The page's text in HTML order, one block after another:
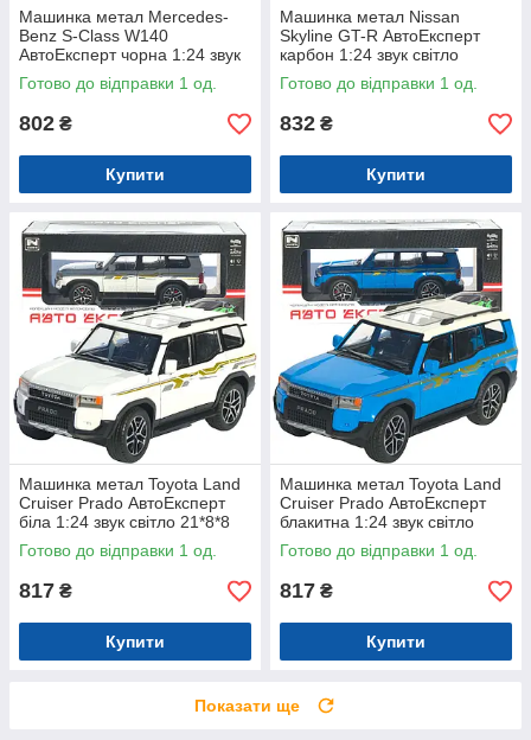
Машинка метал Mercedes-
Benz S-Class W140
АвтоЕксперт чорна 1:24 звук
світло 21*8*6,5 см (G9765-42)
Готово до відправки 1 од.
802 ₴
Купити
Машинка метал Nissan
Skyline GT-R АвтоЕксперт
карбон 1:24 звук світло
інерція 21*8*6,5 см (G8317-
48)
Готово до відправки 1 од.
832 ₴
Купити
Машинка метал Toyota Land
Cruiser Prado АвтоЕксперт
біла 1:24 звук світло 21*8*8
см (G7605-44)
Готово до відправки 1 од.
817 ₴
Купити
Машинка метал Toyota Land
Cruiser Prado АвтоЕксперт
блакитна 1:24 звук світло
21*8*8 см (G7605-44)
Готово до відправки 1 од.
817 ₴
Купити
Показати ще